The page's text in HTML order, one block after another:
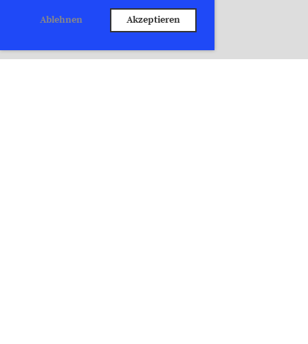
Ablehnen Akzeptieren